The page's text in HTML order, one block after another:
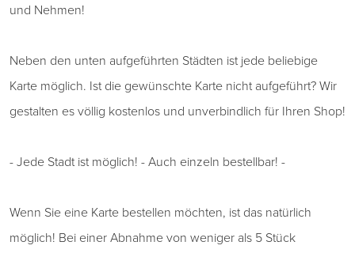
und Nehmen!
Neben den unten aufgeführten Städten ist jede beliebige
Karte möglich. Ist die gewünschte Karte nicht aufgeführt? Wir
gestalten es völlig kostenlos und unverbindlich für Ihren Shop!
- Jede Stadt ist möglich! - Auch einzeln bestellbar! -
Wenn Sie eine Karte bestellen möchten, ist das natürlich
möglich! Bei einer Abnahme von weniger als 5 Stück